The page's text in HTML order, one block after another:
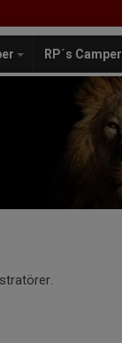
RP´s Camper